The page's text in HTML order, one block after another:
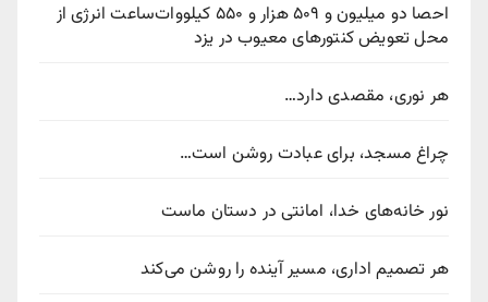
احصا دو میلیون و ۵۰۹ هزار و ۵۵۰ کیلووات‌ساعت انرژی از
محل تعویض کنتورهای معیوب در یزد
هر نوری، مقصدی دارد…
چراغ مسجد، برای عبادت روشن است…
نور خانه‌های خدا، امانتی در دستان ماست
هر تصمیم اداری، مسیر آینده را روشن می‌کند